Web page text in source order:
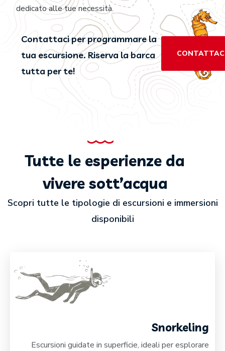
dedicato alle tue necessità.
Contattaci per programmare la
tua escursione. Riserva la barca
tutta per te!
Tutte le esperienze da
vivere sott’acqua
Scopri tutte le tipologie di escursioni e immersioni
disponibili
Snorkeling
Escursioni guidate in superficie, ideali per esplorare